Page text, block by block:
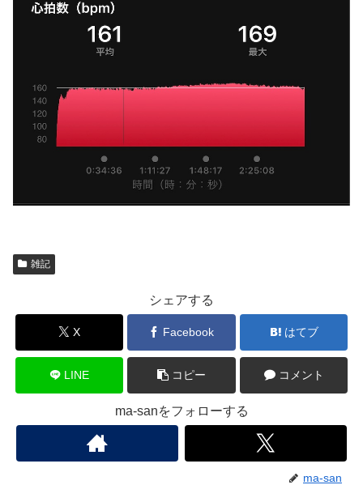
雑記
シェアする
X Facebook はてブ
LINE コピー コメント
ma-sanをフォローする
ma-san